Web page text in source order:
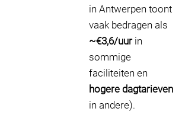
in Antwerpen toont
vaak bedragen als
~€3,6/uurin
sommige
faciliteiten en
hogere dagtarieven
in andere).